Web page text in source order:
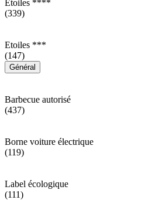
Etoiles ****
(339)
Etoiles ***
(147)
Général
Barbecue autorisé
(437)
Borne voiture électrique
(119)
Label écologique
(111)